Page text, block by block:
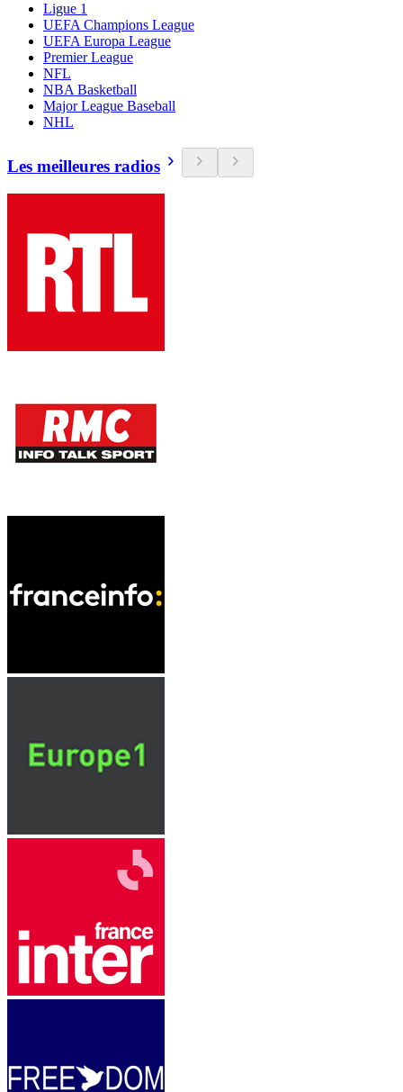
Ligue 1
UEFA Champions League
UEFA Europa League
Premier League
NFL
NBA Basketball
Major League Baseball
NHL
Les meilleures radios